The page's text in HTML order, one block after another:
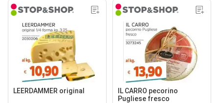
LEERDAMMER original
IL CARRO pecorino
Pugliese fresco